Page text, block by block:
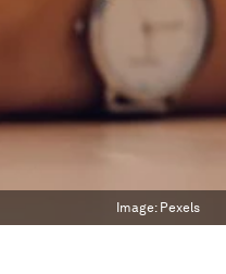
Image: Pexels